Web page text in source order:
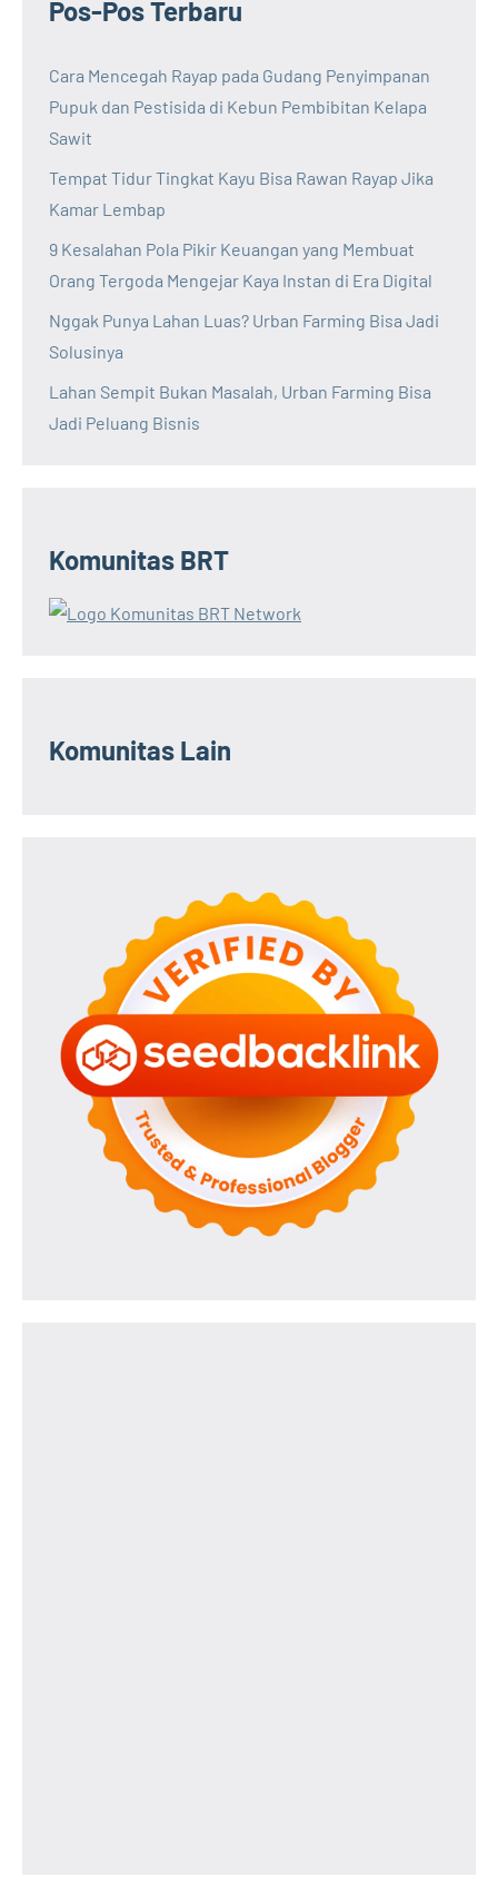
Pos-Pos Terbaru
Cara Mencegah Rayap pada Gudang Penyimpanan
Pupuk dan Pestisida di Kebun Pembibitan Kelapa
Sawit
Tempat Tidur Tingkat Kayu Bisa Rawan Rayap Jika
Kamar Lembap
9 Kesalahan Pola Pikir Keuangan yang Membuat
Orang Tergoda Mengejar Kaya Instan di Era Digital
Nggak Punya Lahan Luas? Urban Farming Bisa Jadi
Solusinya
Lahan Sempit Bukan Masalah, Urban Farming Bisa
Jadi Peluang Bisnis
Komunitas BRT
Komunitas Lain